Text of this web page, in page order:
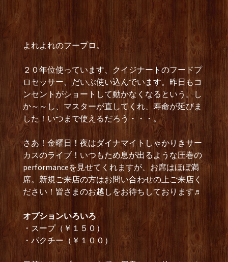
よれよれのフープロ。
２０年位使っています、クイジナートのフードプ
ロセッサー、だいぶ使い込んでいます。昨日もコ
ンセントがショートして動かなくなるという。し
か～～し、マスターが直してくれ、寿命が延びま
した！いつまで使えるだろう・・・。
さあ！金曜日！夜はダイナマイトしゃかりきサー
カスのライブ！いつもため息が出るような圧巻の
performanceを見せてくれますが、お席はほぼ満
席。新規ご来店の方はお問い合わせの上ご来店く
ださい！皆さまのお越しをお待ちしております♬
オプションいろいろ
・スープ（￥１５０）
・パクチー（￥１００）